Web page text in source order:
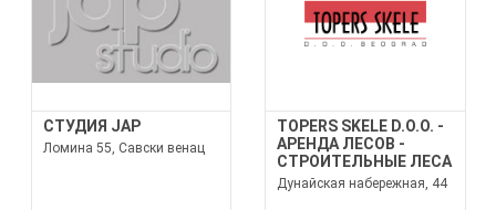
СТУДИЯ JAP
Ломина 55, Савски венац
TOPERS SKELE D.O.O. -
АРЕНДА ЛЕСОВ -
СТРОИТЕЛЬНЫЕ ЛЕСА
Дунайская набережная, 44